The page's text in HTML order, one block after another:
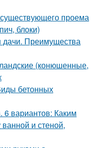
проема
блоки)
дачи. Преимущества
(конюшенные,
бетонных
6 вариантов: Каким
и стеной,